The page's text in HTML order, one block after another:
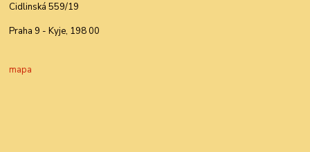
Cidlinská 559/19
Praha 9 - Kyje, 198 00
mapa